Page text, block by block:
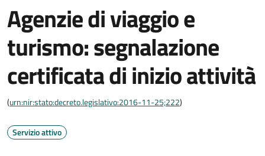
Agenzie di viaggio e
turismo: segnalazione
certificata di inizio attività
(urn:nir:stato:decreto.legislativo:2016-11-25;222)
Servizio attivo